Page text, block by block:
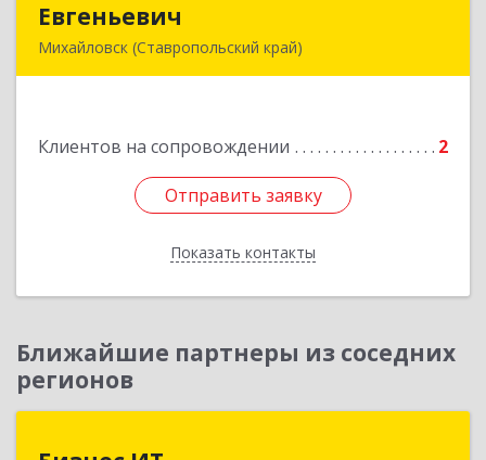
Евгеньевич
Михайловск (Ставропольский край)
Клиентов на сопровождении 2
Отправить заявку
Показать контакты
Отправить заявку
Назад
Ближайшие партнеры из соседних
регионов